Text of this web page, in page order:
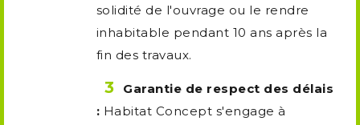
solidité de l'ouvrage ou le rendre
inhabitable pendant 10 ans après la
fin des travaux.
Garantie de respect des délais
: Habitat Concept s'engage à